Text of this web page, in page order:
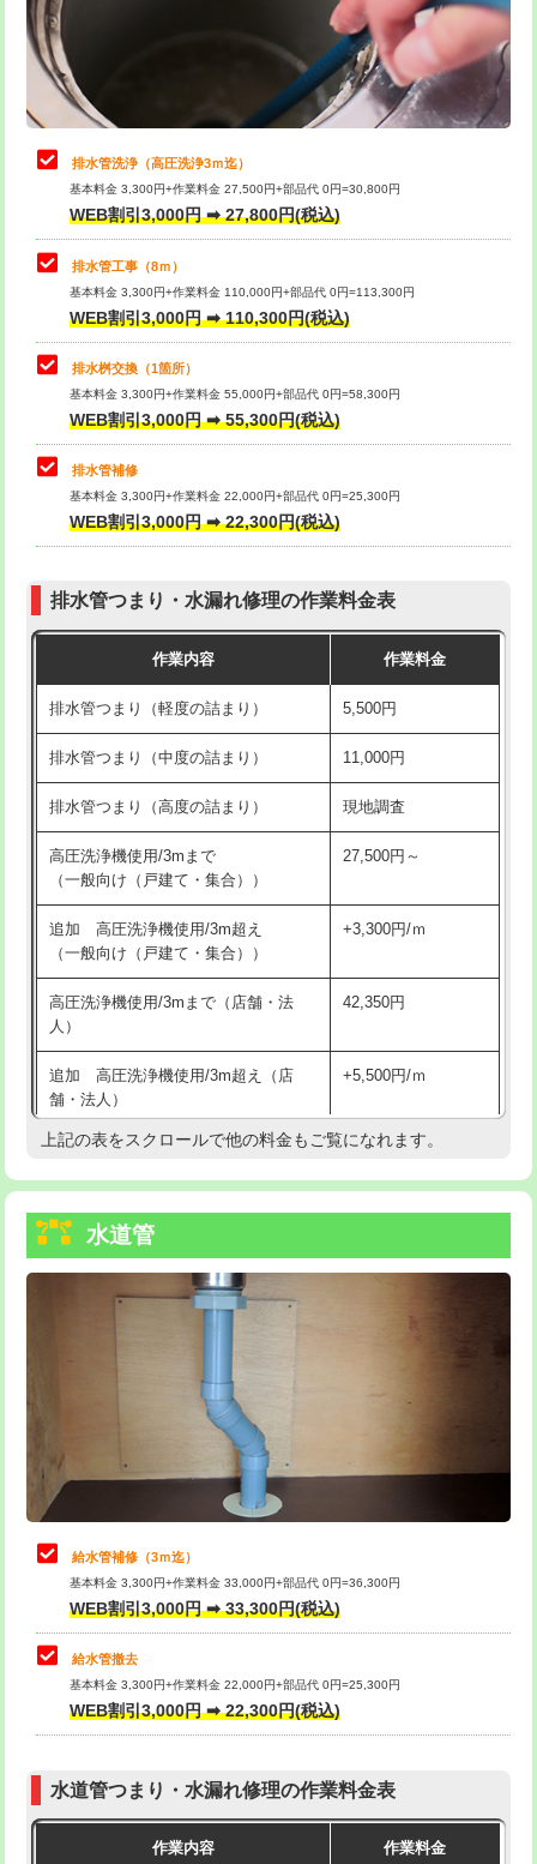
排水管工事（土の掘削・埋め戻し作
業）
11,000円~
排水管工事（排水管工事/3ｍまで） 55,000円
排水管工事（追加 排水管工事/3ｍ超
え）
マス交換（土の掘削・埋め戻し作業）
マス交換（深さ50㎝未満）
マス交換（深さ50㎝以上） 66,000円
コンクリート斫り（厚さ10㎝まで）
コンクリート斫り（厚さ10㎝超え）
モルタル補修（厚さ10㎝まで）
モルタル補修（厚さ10㎝超え）
追加人工 16,500円
現場見積
※給水管工事は20mmまでの価格です。
止水・漏水調査・防水処理・清掃・修
理・調整・分解・加工など（軽作業）
11,000円
止水・漏水調査・防水処理・清掃・修
理・調整・分解・加工など（中作業）
22,000円
止水・漏水調査・防水処理・清掃・修
理・調整・分解・加工など（重作業）
33,000円
その他部品の脱着
交換・取付（タンク） 22,000円+材料費
交換・取付(単水栓（壁付・デッキ
式）)
交換・取付(混合水栓（壁付・デッキ
式・ワンホール）)
16,500円+材料費
交換・取付(排水栓・排水トラップ
交換・取付（その他部品） 11,000円+材料費
持込商品取付（単水栓） 13,200円
持込商品取付（混合水栓） 16,500円
持込商品取付（浄水器・分岐水栓） 16,500円
給水管工事※（ホール加工) 16,500円
給水管工事※（バンド止め) 3,300円
給水管工事※（支持金具設置)
給水管工事※（保温材使用（バンド止
め込み）)
5,500円
給水管工事※（土の掘削・埋め戻し作
業)
11,000円
給水管工事※（塩ビ管（VP・HI）使
用/3ｍまで)
33,000円
給水管工事※（塩ビ管（VP・HI）使
+8,800円
給水管工事※（ライニング鋼管・銅
管・ポリ管・HT管使用/3ｍまで)
給水管工事※（ライニング鋼管・銅
管・ポリ管・HT管使用/3ｍ超え)
排水管工事（土の掘削・埋め戻し作
11,000円~
排水管工事（排水管工事/3ｍまで） 55,000円
排水管工事（追加 排水管工事/3ｍ超
マス交換（土の掘削・埋め戻し作業）
マス交換（深さ50㎝未満）
マス交換（深さ50㎝以上）
コンクリート斫り（厚さ10㎝まで）
排水管洗浄（高圧洗浄3ｍ迄）
基本料金 3,300円+作業料金 27,500円+部品代 0円=30,800円
WEB割引3,000円 ➡ 27,800円(税込)
排水管工事（8ｍ）
基本料金 3,300円+作業料金 110,000円+部品代 0円=113,300円
WEB割引3,000円 ➡ 110,300円(税込)
排水桝交換（1箇所）
基本料金 3,300円+作業料金 55,000円+部品代 0円=58,300円
WEB割引3,000円 ➡ 55,300円(税込)
排水管補修
基本料金 3,300円+作業料金 22,000円+部品代 0円=25,300円
WEB割引3,000円 ➡ 22,300円(税込)
排水管つまり・水漏れ修理の作業料金表
作業内容 作業料金
排水管つまり（軽度の詰まり） 5,500円
排水管つまり（中度の詰まり） 11,000円
排水管つまり（高度の詰まり） 現地調査
高圧洗浄機使用/3mまで
（一般向け（戸建て・集合））
27,500円～
追加 高圧洗浄機使用/3m超え
（一般向け（戸建て・集合））
+3,300円/ｍ
高圧洗浄機使用/3mまで（店舗・法
人）
42,350円
追加 高圧洗浄機使用/3m超え（店
舗・法人）
+5,500円/ｍ
高度高圧洗浄換 現地調査
トーラー機使用/3mまで
追加トーラー機使用/3m超え
33,000円
8,800円
止水・漏水調査・防水処理・清掃・修
理・調整・分解・加工など（軽作業）
11,000円
止水・漏水調査・防水処理・清掃・修
理・調整・分解・加工など（中作業）
止水・漏水調査・防水処理・清掃・修
理・調整・分解・加工など（重作業）
33,000円
その他部品の脱着
交換・取付（タンク）
式）)
式・ワンホール）)
上記の表をスクロールで他の料金もご覧になれます。
水道管
給水管補修（3ｍ迄）
基本料金 3,300円+作業料金 33,000円+部品代 0円=36,300円
WEB割引3,000円 ➡ 33,300円(税込)
給水管撤去
基本料金 3,300円+作業料金 22,000円+部品代 0円=25,300円
WEB割引3,000円 ➡ 22,300円(税込)
水道管つまり・水漏れ修理の作業料金表
作業内容 作業料金